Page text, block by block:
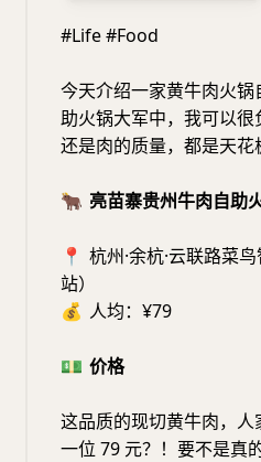
#Life #Food
今天介绍一家黄牛肉火
助火锅大军中，我可以
还是肉的质量，都是天花
🐂 亮苗寨贵州牛肉自助
📍 杭州·余杭·云联路菜
站）
💰 人均：¥79
💵 价格
这品质的现切黄牛肉，
一位 79 元？！要不是真